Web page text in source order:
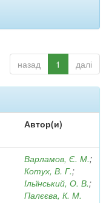
назад 1 далі
Автор(и)
Варламов, Є. М.;
Котух, В. Г.;
Ільїнський, О. В.;
Палєєва, К. М.